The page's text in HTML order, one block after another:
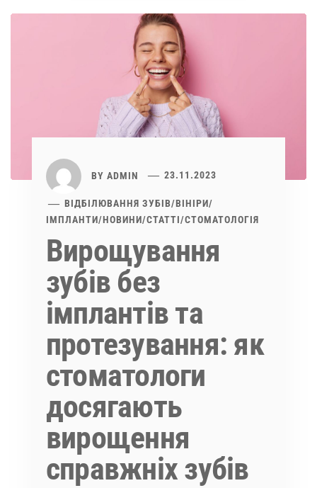
BY ADMIN 23.11.2023
ВІДБІЛЮВАННЯ ЗУБІВ/ВІНІРИ/
ІМПЛАНТИ/НОВИНИ/СТАТТІ/СТОМАТОЛОГІЯ
Вирощування
зубів без
імплантів та
протезування: як
стоматологи
досягають
вирощення
справжніх зубів